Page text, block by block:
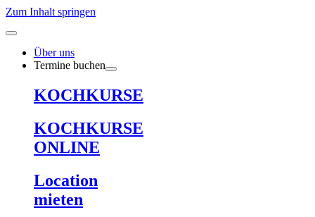
Zum Inhalt springen
Über uns
Termine buchen
KOCHKURSE
KOCHKURSE
ONLINE
Location
mieten